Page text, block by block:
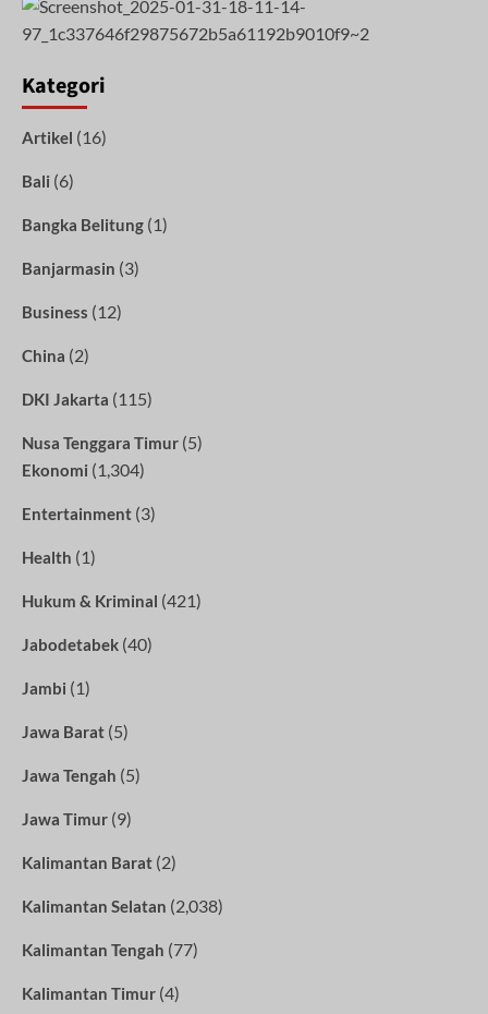
Kategori
Artikel (16)
Bali (6)
Bangka Belitung (1)
Banjarmasin (3)
Business (12)
China (2)
DKI Jakarta (115)
Nusa Tenggara Timur (5)
Ekonomi (1,304)
Entertainment (3)
Health (1)
Hukum & Kriminal (421)
Jabodetabek (40)
Jambi (1)
Jawa Barat (5)
Jawa Tengah (5)
Jawa Timur (9)
Kalimantan Barat (2)
Kalimantan Selatan (2,038)
Kalimantan Tengah (77)
Kalimantan Timur (4)